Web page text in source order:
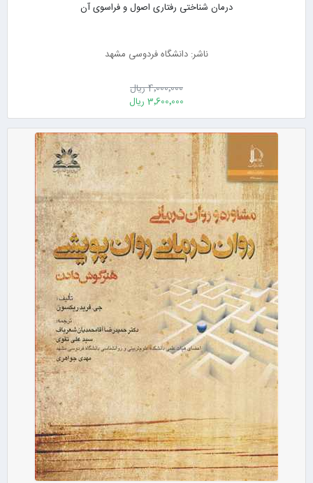
درمان شناختی رفتاری اصول و فراسوی آن
ناشر: دانشگاه فردوسی مشهد
4٬000٬000 ریال
3٬600٬000 ریال